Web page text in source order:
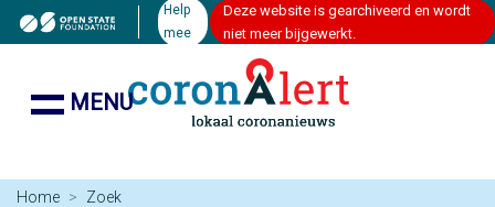
Help
mee
Deze website is gearchiveerd en wordt
niet meer bijgewerkt.
MENU
Home Zoek